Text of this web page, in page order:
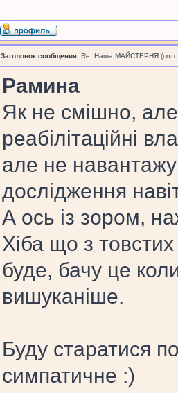
Заголовок сообщения: Re: Наша МАЙСТЕРНЯ
Рамина
Як не смішно,
реабілітаційні
але не
дослідження
А ось із зором,
Хіба що з
буде, бачу це
вишуканіше.
Буду старатися
симпатичне :)